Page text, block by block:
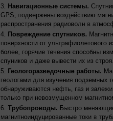
Навигационные системы.
GPS, подвержены воздействию
распространения радиоволн в
Повреждение спутников.
поверхности от ультрафиолетового
более, горячие течения способны
спуников и даже вывести их из
Геологоразведочные работы.
геологами для изучения подземных
обнаруживаются нефть, газ и
только при невозмущенном
Трубопроводы. Быстро
магнитноиндуцированные токи в